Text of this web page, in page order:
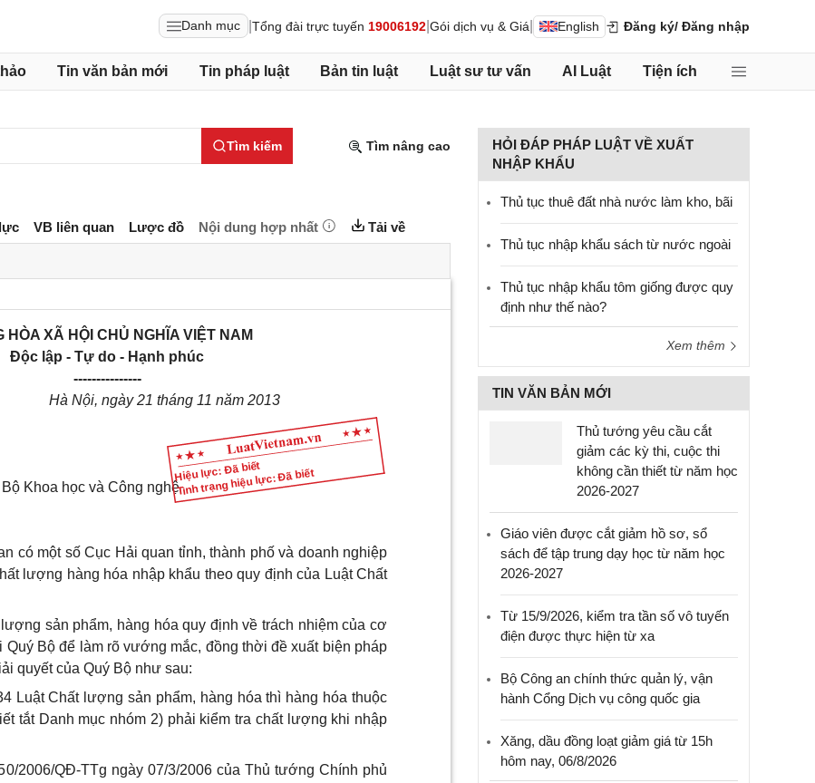
Danh mục Tổng đài trực tuyến 19006192 Gói dịch vụ & Giá English Đăng ký/ Đăng nhập
Tin văn bản mới Tin pháp luật Bản tin luật Luật sư tư vấn AI Luật Tiện ích
Tìm kiếm Tìm nâng cao
VB liên quan Lược đồ Nội dung hợp nhất Tải về
Hiệu lực: Đã biết
Tình trạng hiệu lực: Đã biết
HÒA XÃ HỘI CHỦ NGHĨA VIỆT NAM
Độc lập - Tự do - Hạnh phúc
---------------
Hà Nội, ngày 21 tháng 11 năm 2013
Bộ Khoa học và Công nghệ
có một số Cục Hải quan tỉnh, thành phố và doanh nghiệp
lượng hàng hóa nhập khẩu theo quy định của Luật Chất
sản phẩm, hàng hóa quy định về trách nhiệm của cơ
Bộ để làm rõ vướng mắc, đồng thời đề xuất biện pháp
quyết của Quý Bộ như sau:
Luật Chất lượng sản phẩm, hàng hóa thì hàng hóa thuộc
tắt Danh mục nhóm 2) phải kiểm tra chất lượng khi nhập
2006/QĐ-TTg ngày 07/3/2006 của Thủ tướng Chính phủ
HỎI ĐÁP PHÁP LUẬT VỀ XUẤT
NHẬP KHẨU
Thủ tục thuê đất nhà nước làm kho, bãi
Thủ tục nhập khẩu sách từ nước ngoài
Thủ tục nhập khẩu tôm giống được quy
định như thế nào?
Xem thêm
TIN VĂN BẢN MỚI
Thủ tướng yêu cầu cắt
giảm các kỳ thi, cuộc thi
không cần thiết từ năm học
2026-2027
Giáo viên được cắt giảm hồ sơ, sổ
sách để tập trung dạy học từ năm học
2026-2027
Từ 15/9/2026, kiểm tra tần số vô tuyến
điện được thực hiện từ xa
Bộ Công an chính thức quản lý, vận
hành Cổng Dịch vụ công quốc gia
Xăng, dầu đồng loạt giảm giá từ 15h
hôm nay, 06/8/2026